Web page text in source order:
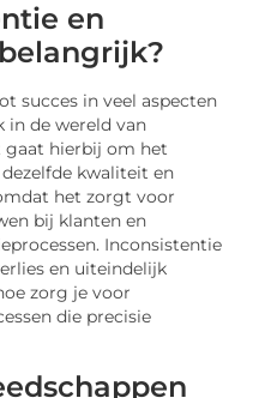
en
succes in veel aspecten
in de wereld van
gaat hierbij om het
kwaliteit en
het zorgt voor
bij klanten en
Inconsistentie
en uiteindelijk
zorg je voor
die precisie